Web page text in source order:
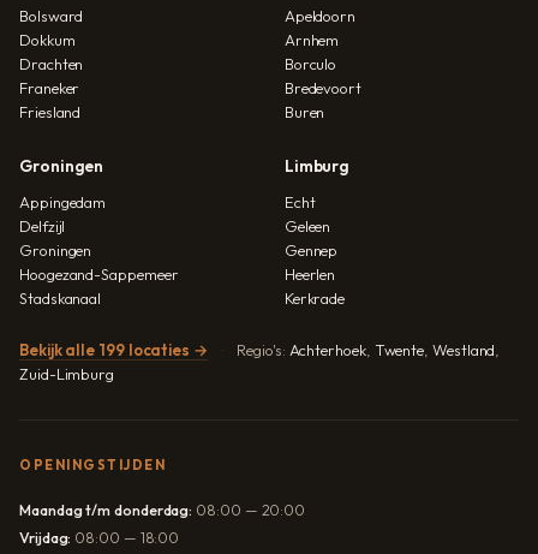
Bolsward
Dokkum
Drachten
Franeker
Friesland
Apeldoorn
Arnhem
Borculo
Bredevoort
Buren
Groningen
Appingedam
Delfzijl
Groningen
Hoogezand-Sappemeer
Stadskanaal
Limburg
Echt
Geleen
Gennep
Heerlen
Kerkrade
Bekijk alle 199 locaties → Regio's: Achterhoek, Twente Westland
Zuid-Limburg
OPENINGSTIJDEN
Maandag t/m donderdag: 08:00 — 20:00
Vrijdag: 08:00 — 18:00